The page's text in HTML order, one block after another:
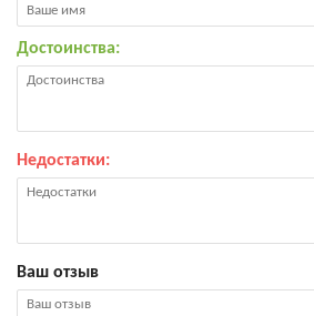
Достоинства:
Недостатки:
Ваш отзыв